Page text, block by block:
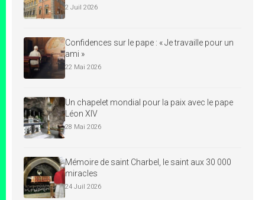
2 Juil 2026
Confidences sur le pape : « Je travaille pour un
ami »
22 Mai 2026
Un chapelet mondial pour la paix avec le pape
Léon XIV
28 Mai 2026
Mémoire de saint Charbel, le saint aux 30 000
miracles
24 Juil 2026